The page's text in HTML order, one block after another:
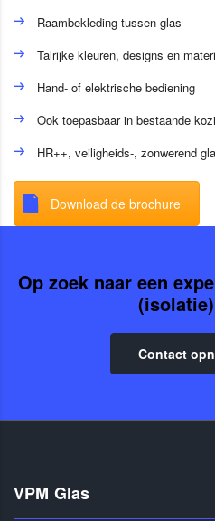
Raambekleding tussen glas
Talrijke kleuren, designs en
Hand- of elektrische bediening
Ook toepasbaar in bestaande
HR++, veiligheids-, zonwerend
Download de brochure
Op zoek naar een
Contact
VPM Glas